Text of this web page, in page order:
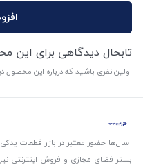
تابحال دیدگاهی برای این
اولین نفری باشید که درباره این محصول
سال‌ها حضور معتبر در بازار قطعات
بستر فضای مجازی و فروش اینترنتی